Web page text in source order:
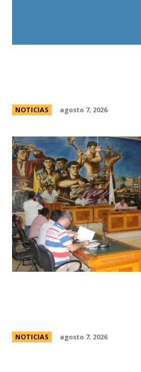
NOTICIAS agosto 7, 2026
NOTICIAS agosto 7, 2026